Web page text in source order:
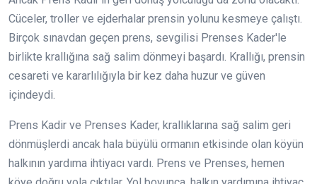
Cüceler, troller ve ejderhalar prensin yolunu kesmeye çalıştı.
Birçok sınavdan geçen prens, sevgilisi Prenses Kader'le
birlikte krallığına sağ salim dönmeyi başardı. Krallığı, prensin
cesareti ve kararlılığıyla bir kez daha huzur ve güven
içindeydi.
Prens Kadir ve Prenses Kader, krallıklarına sağ salim geri
dönmüşlerdi ancak hala büyülü ormanın etkisinde olan köyün
halkının yardıma ihtiyacı vardı. Prens ve Prenses, hemen